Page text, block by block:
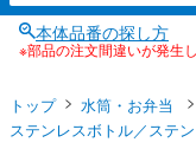
本体品番の探し方
※部品の注文間違いが発生
トップ
水筒・お弁当
ステンレスボトル／ステ